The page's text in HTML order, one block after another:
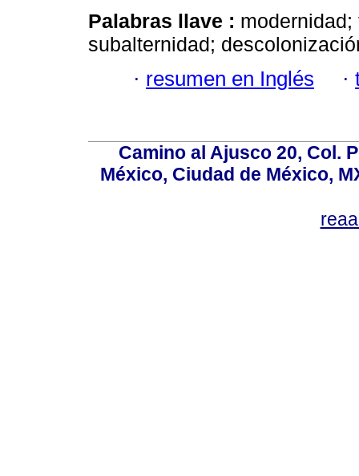
Palabras llave :
subalternidad;
· resumen en Inglés ·
Camino al Ajusco 20, Col.
México, Ciudad de México,